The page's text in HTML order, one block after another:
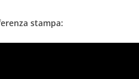
stampa: